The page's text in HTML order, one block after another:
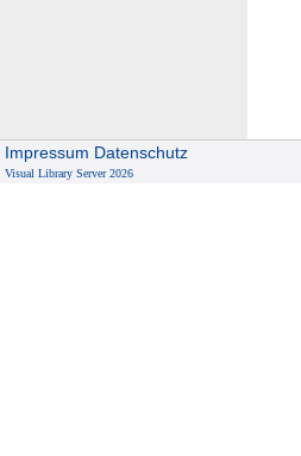
Impressum Datenschutz
Visual Library Server 2026